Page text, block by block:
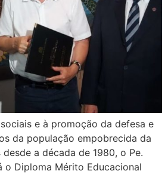
e à promoção da defesa e
da população empobrecida da
a década de 1980, o Pe.
o Diploma Mérito Educacional